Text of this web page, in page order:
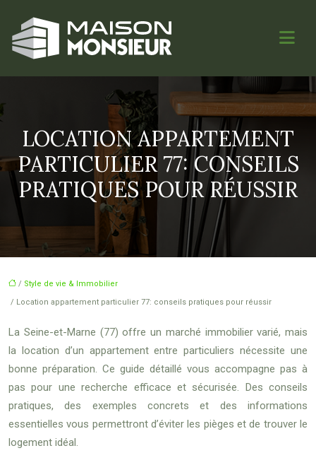
LOCATION APPARTEMENT
PARTICULIER 77: CONSEILS
PRATIQUES POUR RÉUSSIR
/ Style de vie & Immobilier
/ Location appartement particulier 77: conseils pratiques pour réussir
La Seine-et-Marne (77) offre un marché immobilier varié, mais
la location d’un appartement entre particuliers nécessite une
bonne préparation. Ce guide détaillé vous accompagne pas à
pas pour une recherche efficace et sécurisée. Des conseils
pratiques, des exemples concrets et des informations
essentielles vous permettront d’éviter les pièges et de trouver le
logement idéal.